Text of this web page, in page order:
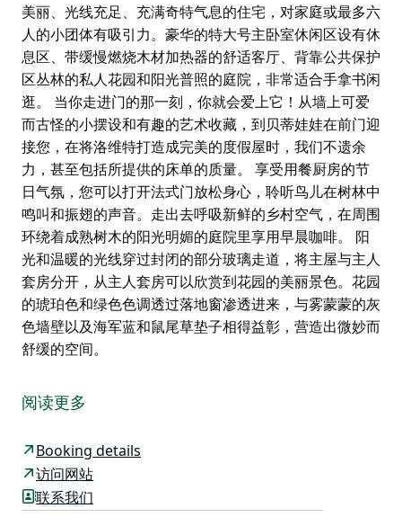
美丽、光线充足、充满奇特气息的住宅，对家庭或最多六
人的小团体有吸引力。豪华的特大号主卧室休闲区设有休
息区、带缓慢燃烧木材加热器的舒适客厅、背靠公共保护
区丛林的私人花园和阳光普照的庭院，非常适合手拿书闲
逛。 当你走进门的那一刻，你就会爱上它！从墙上可爱
而古怪的小摆设和有趣的艺术收藏，到贝蒂娃娃在前门迎
接您，在将洛维特打造成完美的度假屋时，我们不遗余
力，甚至包括所提供的床单的质量。 享受用餐厨房的节
日气氛，您可以打开法式门放松身心，聆听鸟儿在树林中
鸣叫和振翅的声音。走出去呼吸新鲜的乡村空气，在周围
环绕着成熟树木的阳光明媚的庭院里享用早晨咖啡。 阳
光和温暖的光线穿过封闭的部分玻璃走道，将主屋与主人
套房分开，从主人套房可以欣赏到花园的美丽景色。花园
的琥珀色和绿色色调透过落地窗渗透进来，与雾蒙蒙的灰
色墙壁以及海军蓝和鼠尾草垫子相得益彰，营造出微妙而
舒缓的空间。
人的小团体有吸引力。豪华的特大号主卧室休闲区设有休
息区、带缓慢燃烧木材加热器的舒适客厅、背靠公共保护
逛。
当你走进门的那一刻，你就会爱上它！从墙上可爱而古怪
的小摆设和有趣的艺术收藏，到贝蒂娃娃在前门迎接您，
阅读更多
Booking details
访问网站
联系我们